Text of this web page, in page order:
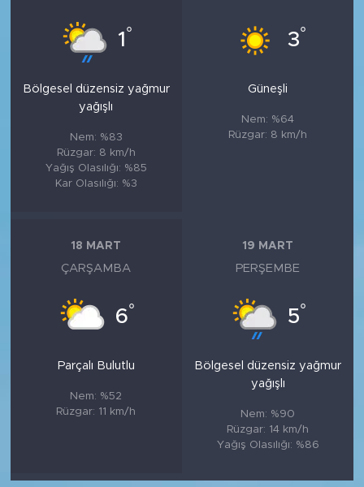
1 °
Bölgesel düzensiz yağmur
yağışlı
Nem: %83
Rüzgar: 8 km/h
Yağış Olasılığı: %85
Kar Olasılığı: %3
3°
Güneşli
Nem: %64
Rüzgar: 8 km/h
18 MART
ÇARŞAMBA
6°
Parçalı Bulutlu
Nem: %52
Rüzgar: 11 km/h
19 MART
PERŞEMBE
5°
Bölgesel düzensiz yağmur
yağışlı
Nem: %90
Rüzgar: 14 km/h
Yağış Olasılığı: %86